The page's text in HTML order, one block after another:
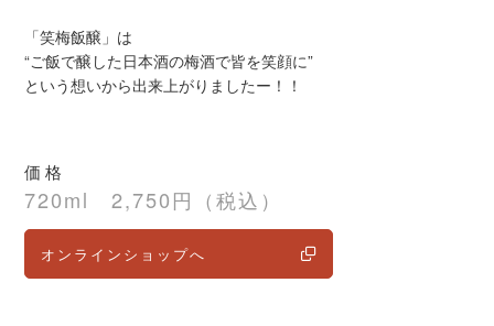
「笑梅飯醸」は
“ご飯で醸した日本酒の梅酒で皆を笑顔に”
という想いから出来上がりましたー！！
価格
720ml 2,750円（税込）
オンラインショップへ